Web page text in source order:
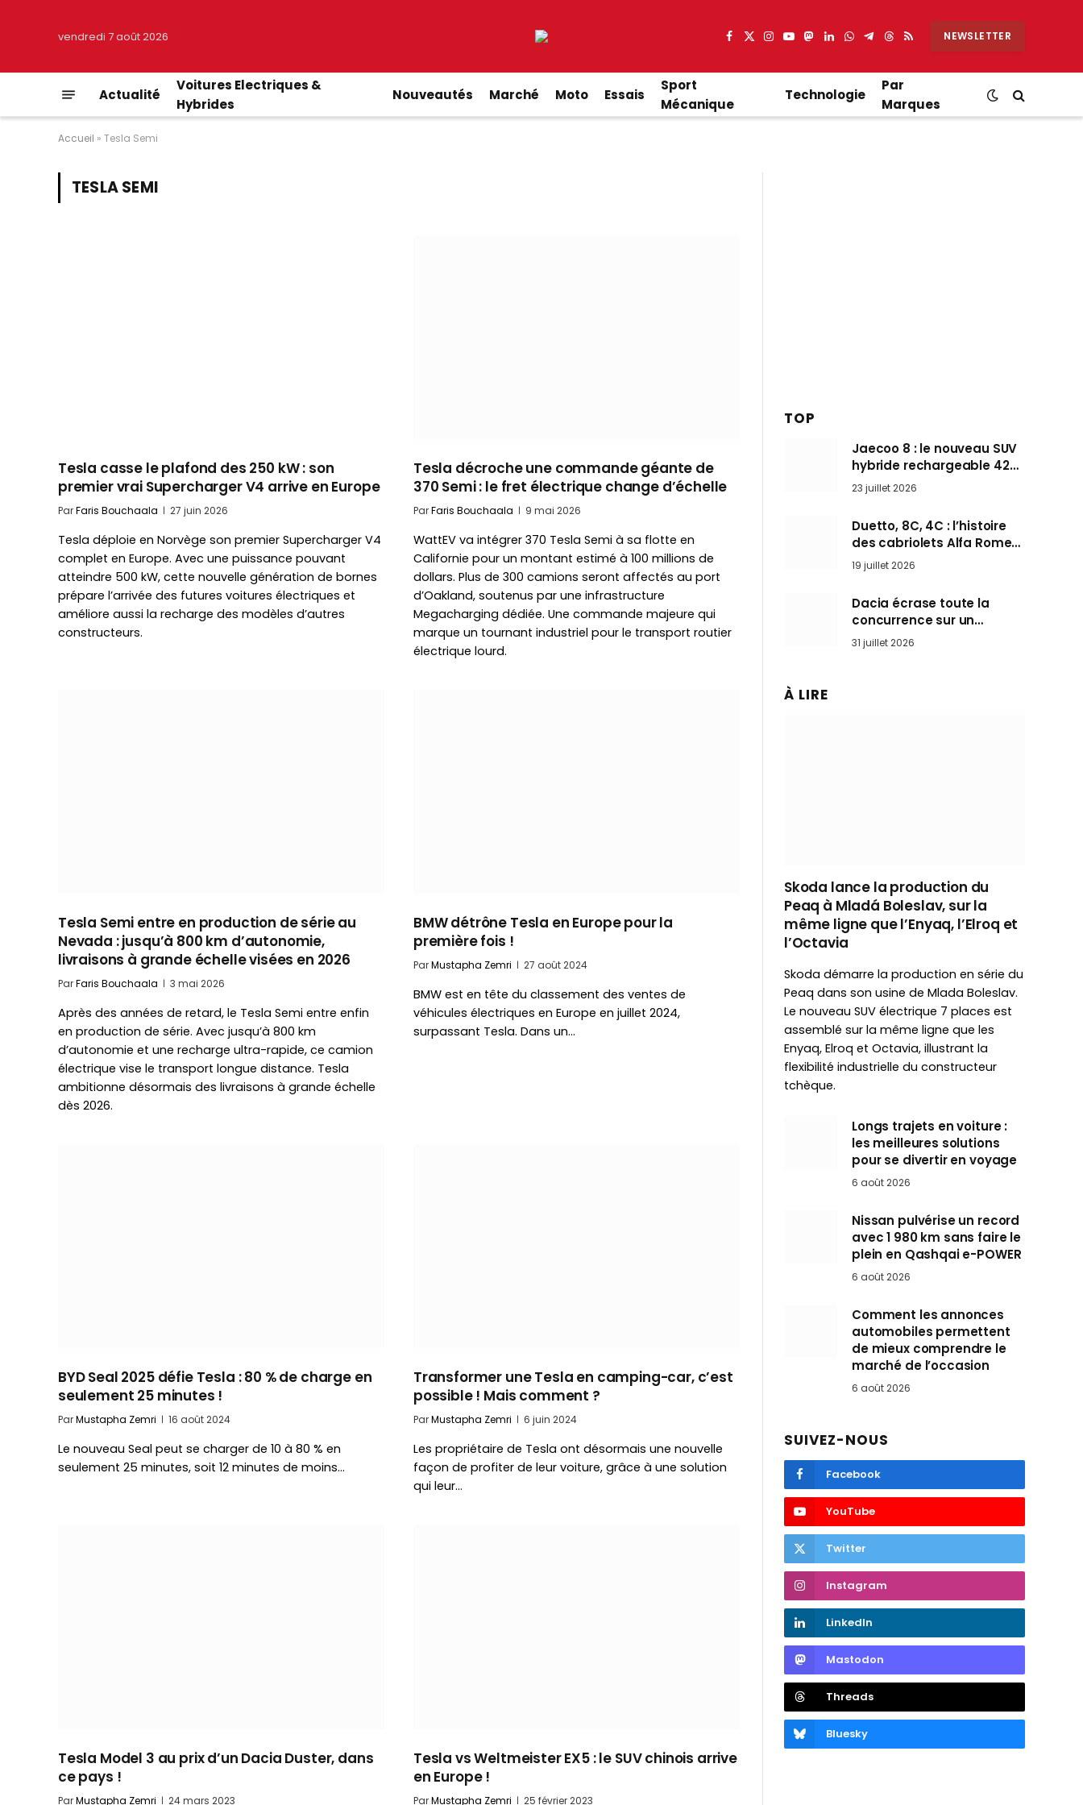
vendredi 7 août 2026 Facebook
X
Instagram
YouTube
Mastodon
LinkedIn
WhatsApp
Partager
Telegram
Threads
RSS NEWSLETTER
Actualité
Voitures Electriques &
Hybrides
Nouveautés Marché Moto Essais
Sport
Mécanique
Technologie
Par
Marques
Accueil » Tesla Semi
TESLA SEMI
Tesla casse le plafond des 250 kW : son
premier vrai Supercharger V4 arrive en Europe
ParFaris Bouchaala 27 juin 2026
Tesla déploie en Norvège son premier Supercharger V4
complet en Europe. Avec une puissance pouvant
atteindre 500 kW, cette nouvelle génération de bornes
prépare l’arrivée des futures voitures électriques et
améliore aussi la recharge des modèles d’autres
constructeurs.
Tesla décroche une commande géante de
370 Semi : le fret électrique change d’échelle
ParFaris Bouchaala 9 mai 2026
WattEV va intégrer 370 Tesla Semi à sa flotte en
Californie pour un montant estimé à 100 millions de
dollars. Plus de 300 camions seront affectés au port
d’Oakland, soutenus par une infrastructure
Megacharging dédiée. Une commande majeure qui
marque un tournant industriel pour le transport routier
électrique lourd.
Tesla Semi entre en production de série au
Nevada : jusqu’à 800 km d’autonomie,
livraisons à grande échelle visées en 2026
ParFaris Bouchaala 3 mai 2026
Après des années de retard, le Tesla Semi entre enfin
en production de série. Avec jusqu’à 800 km
d’autonomie et une recharge ultra-rapide, ce camion
électrique vise le transport longue distance. Tesla
ambitionne désormais des livraisons à grande échelle
dès 2026.
BMW détrône Tesla en Europe pour la
première fois !
ParMustapha Zemri 27 août 2024
BMW est en tête du classement des ventes de
véhicules électriques en Europe en juillet 2024,
surpassant Tesla. Dans un…
BYD Seal 2025 défie Tesla : 80 % de charge en
seulement 25 minutes !
ParMustapha Zemri 16 août 2024
Le nouveau Seal peut se charger de 10 à 80 % en
seulement 25 minutes, soit 12 minutes de moins…
Transformer une Tesla en camping-car, c’est
possible ! Mais comment ?
ParMustapha Zemri 6 juin 2024
Les propriétaire de Tesla ont désormais une nouvelle
façon de profiter de leur voiture, grâce à une solution
qui leur…
Tesla Model 3 au prix d’un Dacia Duster, dans
ce pays !
ParMustapha Zemri 24 mars 2023
Tesla vs Weltmeister EX5 : le SUV chinois arrive
en Europe !
ParMustapha Zemri 25 février 2023
TOP
Jaecoo 8 : le nouveau SUV
hybride rechargeable 428
ch qui vise l’Audi Q7 arrive
en Europe cet automne
23 juillet 2026
Duetto, 8C, 4C : l’histoire
des cabriolets Alfa Romeo,
ces Spider qui ont défini
l’art de rouler cheveux au
vent
19 juillet 2026
Dacia écrase toute la
concurrence sur un
marché où personne ne
l’attendait
31 juillet 2026
À LIRE
Skoda lance la production du
Peaq à Mladá Boleslav, sur la
même ligne que l’Enyaq, l’Elroq et
l’Octavia
Skoda démarre la production en série du
Peaq dans son usine de Mlada Boleslav.
Le nouveau SUV électrique 7 places est
assemblé sur la même ligne que les
Enyaq, Elroq et Octavia, illustrant la
flexibilité industrielle du constructeur
tchèque.
Longs trajets en voiture :
les meilleures solutions
pour se divertir en voyage
6 août 2026
Nissan pulvérise un record
avec 1 980 km sans faire le
plein en Qashqai e-POWER
6 août 2026
Comment les annonces
automobiles permettent
de mieux comprendre le
marché de l’occasion
6 août 2026
SUIVEZ-NOUS
Facebook
YouTube
Twitter
Instagram
LinkedIn
Mastodon
Threads
Bluesky